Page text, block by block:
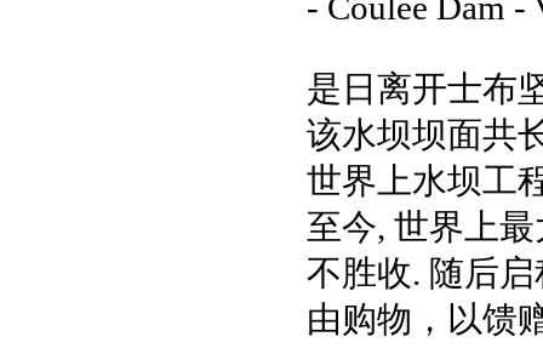
- Coulee Dam -
是日离开士布
该水坝坝面共
世界上水坝工
至今, 世界上
不胜收. 随后
由购物，以馈